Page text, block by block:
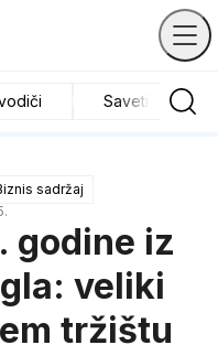
Saveti za
sadržaj
godine iz
veliki
tržištu